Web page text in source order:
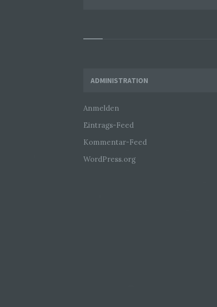
Widgets
ADMINISTRATION
Anmelden
Eintrags-Feed
Kommentar-Feed
WordPress.org